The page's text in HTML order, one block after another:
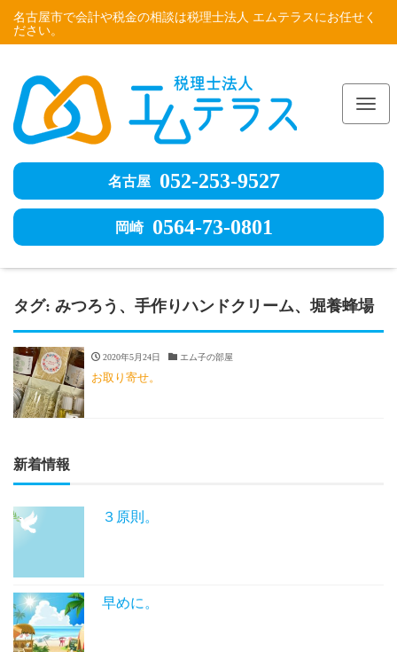
名古屋市で会計や税金の相談は税理士法人 エムテラスにお任せく
ださい。
名古屋 052-253-9527
岡崎 0564-73-0801
タグ: みつろう、手作りハンドクリーム、堀養蜂場
2020年5月24日 エム子の部屋
お取り寄せ。
新着情報
３原則。
早めに。